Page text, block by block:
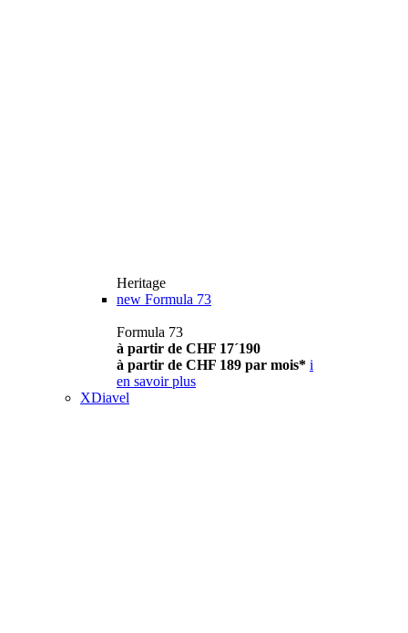
Heritage
new Formula 73
Formula 73
à partir de CHF 17´190
à partir de CHF 189 par mois* i
en savoir plus
XDiavel